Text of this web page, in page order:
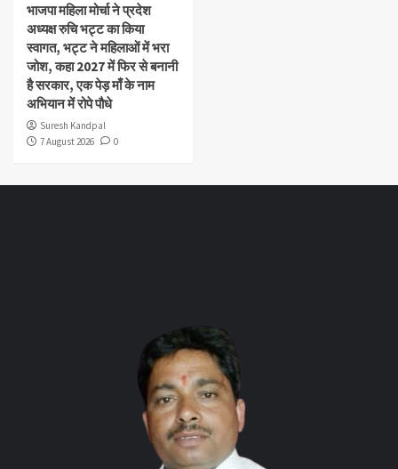
भाजपा महिला मोर्चा ने प्रदेश
अध्यक्ष रुचि भट्ट का किया
स्वागत, भट्ट ने महिलाओं में भरा
जोश, कहा 2027 में फिर से बनानी
है सरकार, एक पेड़ माँ के नाम
अभियान में रोपे पौधे
Suresh Kandpal
7 August 2026
0